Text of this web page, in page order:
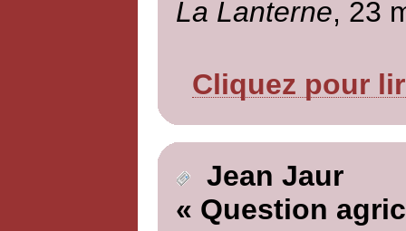
La Lanterne, 23
Cliquez pour
Jean Jaur
« Question